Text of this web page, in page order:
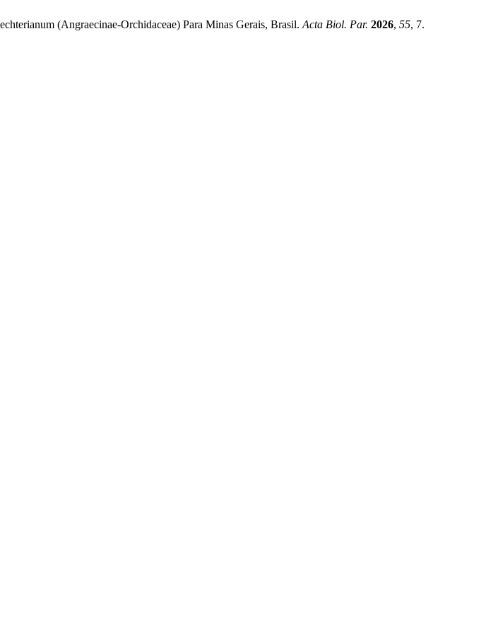
(Angraecinae-Orchidaceae) Para Minas Gerais, Brasil. Acta Biol. Par. 2026, 55, 7.